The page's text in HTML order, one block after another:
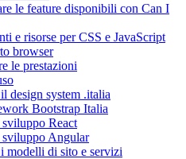
le feature disponibili con Can I
e risorse per CSS e JavaScript
browser
le prestazioni
design system .italia
Bootstrap Italia
React
Angular
modelli di sito e servizi